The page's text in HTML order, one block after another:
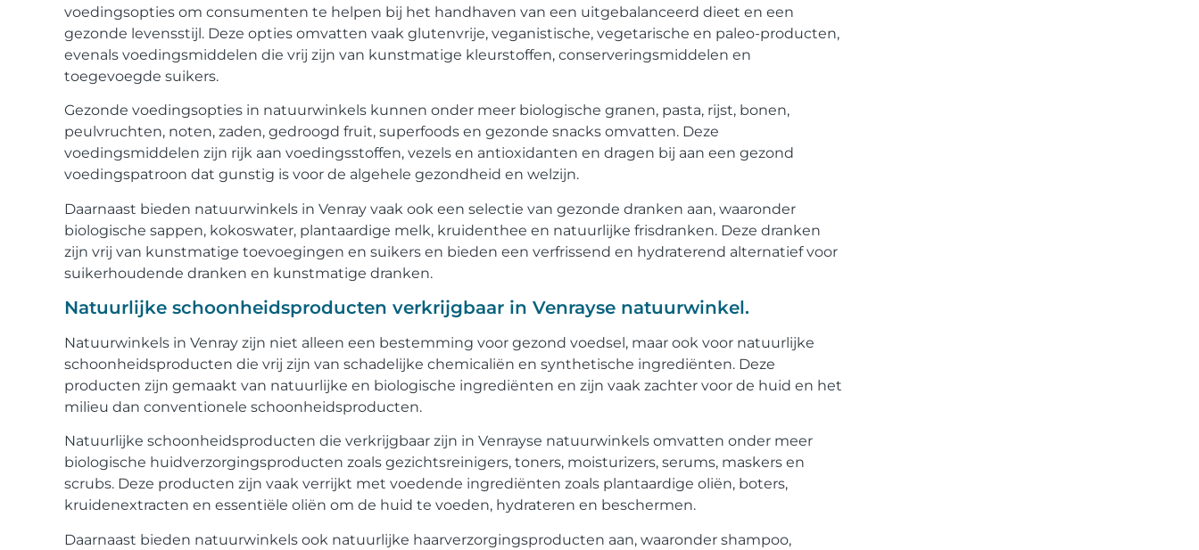
voedingsopties om consumenten te helpen bij het handhaven van een uitgebalanceerd dieet en een
gezonde levensstijl. Deze opties omvatten vaak glutenvrije, veganistische, vegetarische en paleo-producten,
evenals voedingsmiddelen die vrij zijn van kunstmatige kleurstoffen, conserveringsmiddelen en
toegevoegde suikers.
Gezonde voedingsopties in natuurwinkels kunnen onder meer biologische granen, pasta, rijst, bonen,
peulvruchten, noten, zaden, gedroogd fruit, superfoods en gezonde snacks omvatten. Deze
voedingsmiddelen zijn rijk aan voedingsstoffen, vezels en antioxidanten en dragen bij aan een gezond
voedingspatroon dat gunstig is voor de algehele gezondheid en welzijn.
Daarnaast bieden natuurwinkels in Venray vaak ook een selectie van gezonde dranken aan, waaronder
biologische sappen, kokoswater, plantaardige melk, kruidenthee en natuurlijke frisdranken. Deze dranken
zijn vrij van kunstmatige toevoegingen en suikers en bieden een verfrissend en hydraterend alternatief voor
suikerhoudende dranken en kunstmatige dranken.
Natuurlijke schoonheidsproducten verkrijgbaar in Venrayse natuurwinkel.
Natuurwinkels in Venray zijn niet alleen een bestemming voor gezond voedsel, maar ook voor natuurlijke
schoonheidsproducten die vrij zijn van schadelijke chemicaliën en synthetische ingrediënten. Deze
producten zijn gemaakt van natuurlijke en biologische ingrediënten en zijn vaak zachter voor de huid en het
milieu dan conventionele schoonheidsproducten.
Natuurlijke schoonheidsproducten die verkrijgbaar zijn in Venrayse natuurwinkels omvatten onder meer
biologische huidverzorgingsproducten zoals gezichtsreinigers, toners, moisturizers, serums, maskers en
scrubs. Deze producten zijn vaak verrijkt met voedende ingrediënten zoals plantaardige oliën, boters,
kruidenextracten en essentiële oliën om de huid te voeden, hydrateren en beschermen.
Daarnaast bieden natuurwinkels ook natuurlijke haarverzorgingsproducten aan, waaronder shampoo,